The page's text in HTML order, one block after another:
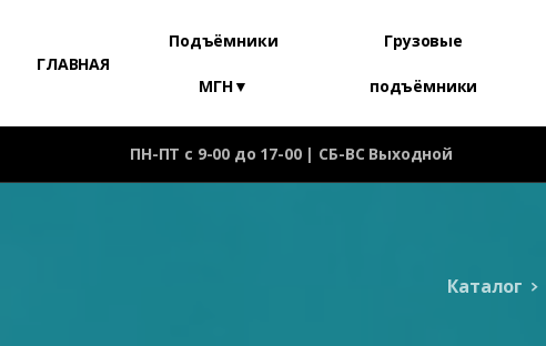
ГЛАВНАЯ
Подъёмники
МГН▼
Грузовые
подъёмники
ПН-ПТ с 9-00 до 17-00 | СБ-ВС Выходной
Каталог